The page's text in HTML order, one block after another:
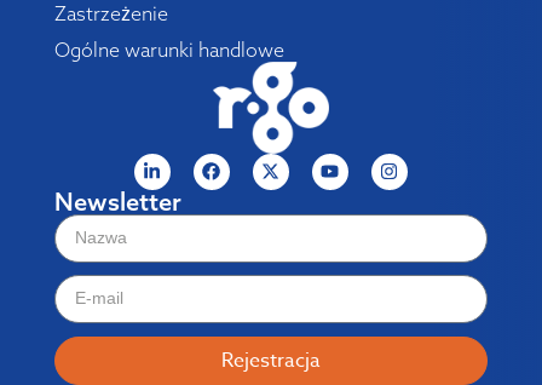
Zastrzeżenie
Ogólne warunki handlowe
Newsletter
Rejestracja